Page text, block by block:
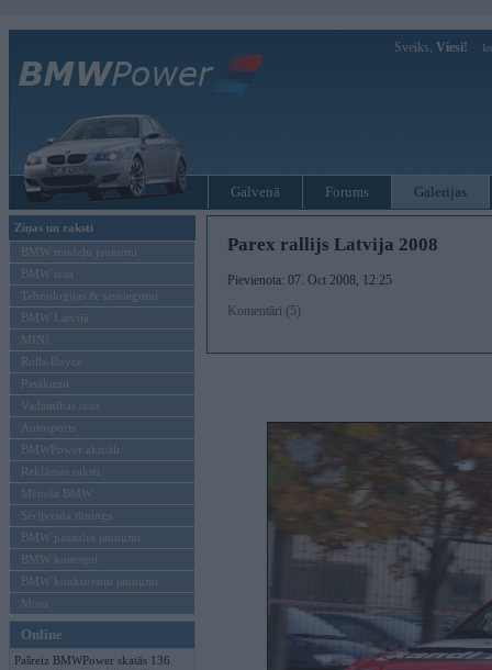
Sveiks, Viesi!
Galvenā Forums Galerijas
Ziņas un raksti
BMW modeļu jaunumi
BMW testi
Tehnoloģijas & sasniegumi
BMW Latvijā
MINI
Rolls-Royce
Pasākumi
Vadāmības tests
Autosports
BMWPower aktuāli
Reklāmas raksti
Mēneša BMW
Sērijveida tūnings
BMW pasaules jaunumi
BMW koncepti
BMW konkurentu jaunumi
Moto
Online
Pašreiz BMWPower skatās 136
Parex rallijs Latvija 2008
Pievienota: 07. Oct 2008, 12:25
Komentāri (5)